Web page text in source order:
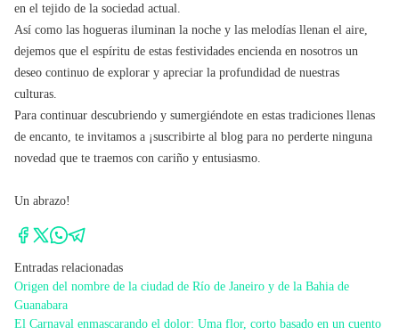
en el tejido de la sociedad actual.
Así como las hogueras iluminan la noche y las melodías llenan el aire,
dejemos que el espíritu de estas festividades encienda en nosotros un
deseo continuo de explorar y apreciar la profundidad de nuestras
culturas.
Para continuar descubriendo y sumergiéndote en estas tradiciones llenas
de encanto, te invitamos a ¡suscribirte al blog para no perderte ninguna
novedad que te traemos con cariño y entusiasmo.
Un abrazo!
Entradas relacionadas
Origen del nombre de la ciudad de Río de Janeiro y de la Bahia de
Guanabara
El Carnaval enmascarando el dolor: Uma flor, corto basado en un cuento